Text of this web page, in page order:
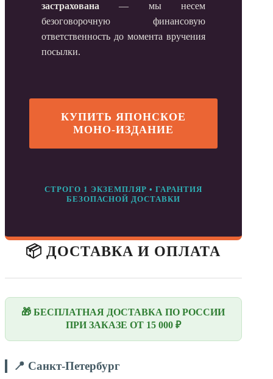
застрахована — мы несем
безоговорочную финансовую
ответственность до момента вручения
посылки.
КУПИТЬ ЯПОНСКОЕ
МОНО-ИЗДАНИЕ
СТРОГО 1 ЭКЗЕМПЛЯР • ГАРАНТИЯ
БЕЗОПАСНОЙ ДОСТАВКИ
📦 ДОСТАВКА И ОПЛАТА
🎁 БЕСПЛАТНАЯ ДОСТАВКА ПО РОССИИ
ПРИ ЗАКАЗЕ ОТ 15 000 ₽
📍 Санкт-Петербург